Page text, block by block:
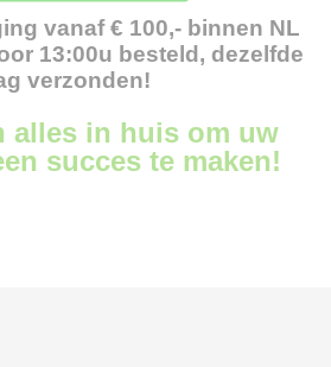
vanaf € 100,- binnen NL
13:00u besteld, dezelfde
verzonden!
alles in huis om uw
succes te maken!